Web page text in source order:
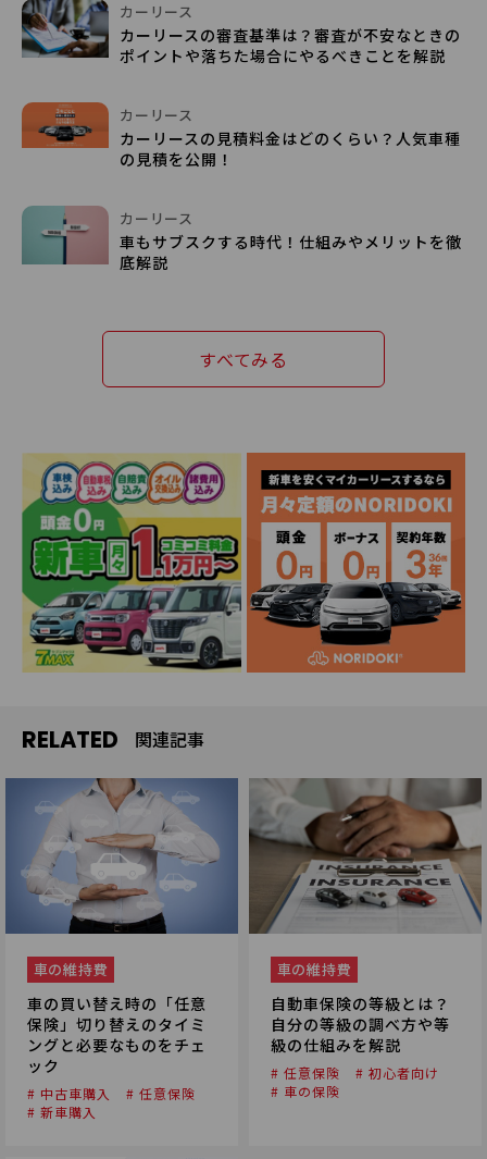
カーリース
カーリースの審査基準は？審査が不安なときの
ポイントや落ちた場合にやるべきことを解説
カーリース
カーリースの見積料金はどのくらい？人気車種
の見積を公開！
カーリース
車もサブスクする時代！仕組みやメリットを徹
底解説
すべてみる
RELATED 関連記事
車の維持費
車の買い替え時の「任意
保険」切り替えのタイミ
ングと必要なものをチェ
ック
# 中古車購入
# 任意保険
# 新車購入
車の維持費
自動車保険の等級とは？
自分の等級の調べ方や等
級の仕組みを解説
# 任意保険
# 初心者向け
# 車の保険